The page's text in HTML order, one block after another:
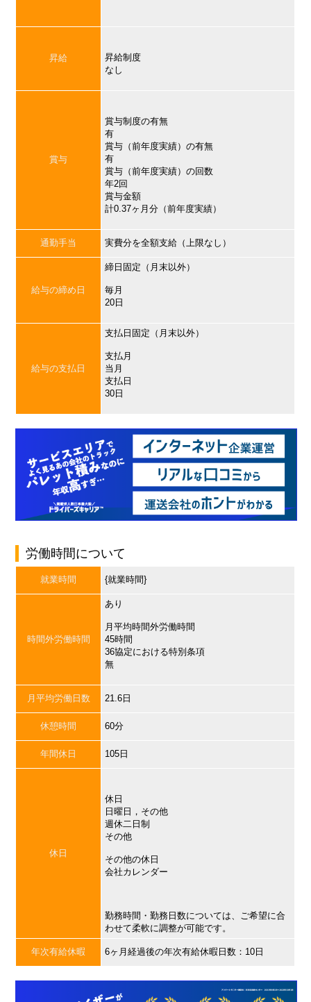
昇給
昇給制度
なし
賞与
賞与制度の有無
有
賞与（前年度実績）の有無
有
賞与（前年度実績）の回数
年2回
賞与金額
計0.37ヶ月分（前年度実績）
通勤手当 実費分を全額支給（上限なし）
給与の締め日
締日固定（月末以外）
毎月
20日
給与の支払日
支払日固定（月末以外）
支払月
当月
支払日
30日
労働時間について
就業時間 {就業時間}
時間外労働時間
あり
月平均時間外労働時間
45時間
36協定における特別条項
無
月平均労働日数 21.6日
休憩時間 60分
年間休日 105日
休日
休日
日曜日，その他
週休二日制
その他
その他の休日
会社カレンダー
勤務時間・勤務日数については、ご希望に合
わせて柔軟に調整が可能です。
年次有給休暇 6ヶ月経過後の年次有給休暇日数：10日